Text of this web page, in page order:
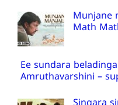
Munjane
Math
Ee sundara
Amruthavarshini –